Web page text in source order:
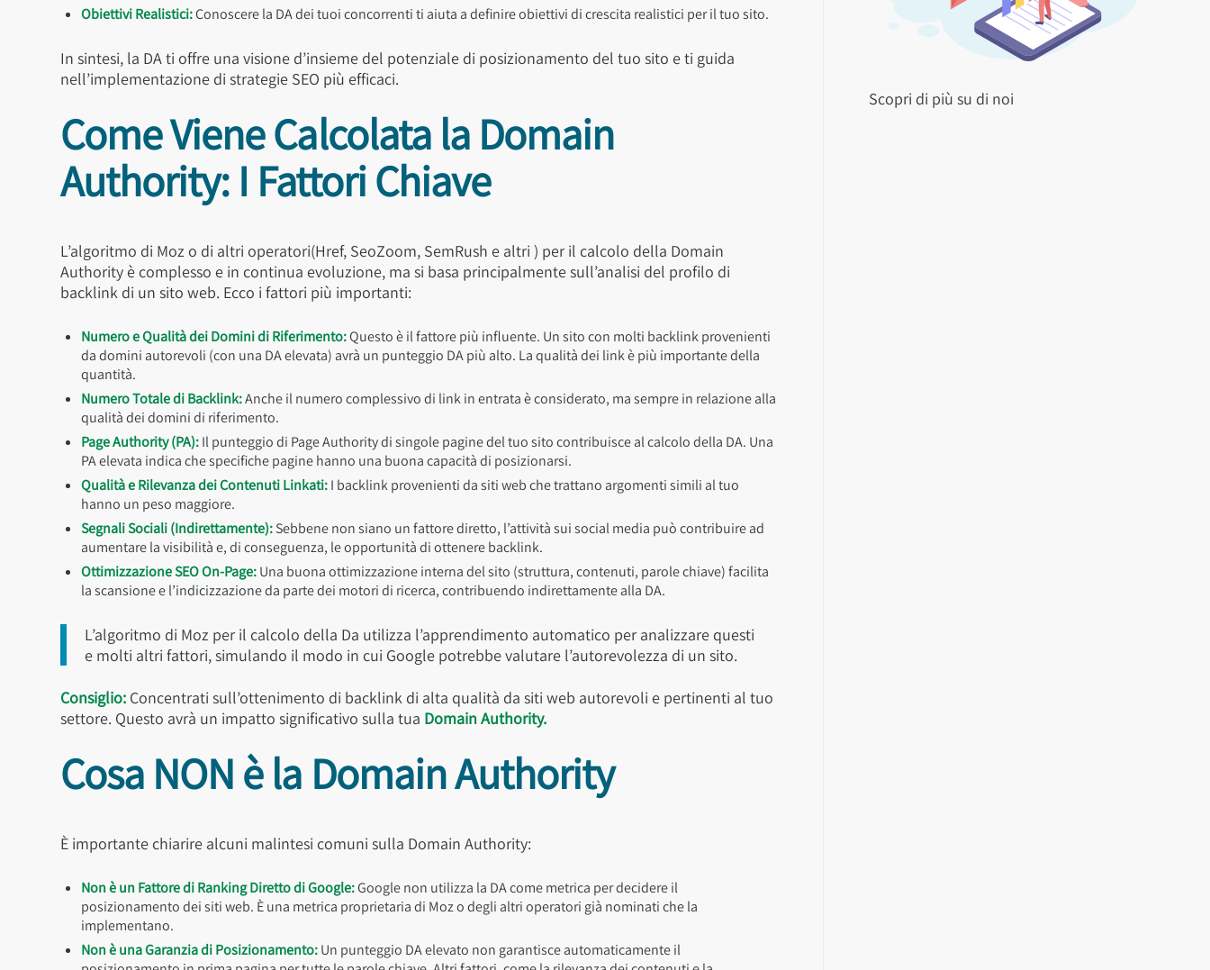
Obiettivi Realistici:Conoscere la DA dei tuoi concorrenti ti aiuta a definire obiettivi di crescita realistici per il tuo sito.
In sintesi, la DA ti offre una visione d’insieme del potenziale di posizionamento del tuo sito e ti guida
nell’implementazione di strategie SEO più efficaci.
Come Viene Calcolata la Domain
Authority: I Fattori Chiave
L’algoritmo di Moz o di altri operatori(Href, SeoZoom, SemRush e altri ) per il calcolo della Domain
Authority è complesso e in continua evoluzione, ma si basa principalmente sull’analisi del profilo di
backlink di un sito web. Ecco i fattori più importanti:
Numero e Qualità dei Domini di Riferimento:Questo è il fattore più influente. Un sito con molti backlink provenienti
da domini autorevoli (con una DA elevata) avrà un punteggio DA più alto. La qualità dei link è più importante della
quantità.
Numero Totale di Backlink:Anche il numero complessivo di link in entrata è considerato, ma sempre in relazione alla
qualità dei domini di riferimento.
Page Authority (PA):Il punteggio di Page Authority di singole pagine del tuo sito contribuisce al calcolo della DA. Una
PA elevata indica che specifiche pagine hanno una buona capacità di posizionarsi.
Qualità e Rilevanza dei Contenuti Linkati:I backlink provenienti da siti web che trattano argomenti simili al tuo
hanno un peso maggiore.
Segnali Sociali (Indirettamente):Sebbene non siano un fattore diretto, l’attività sui social media può contribuire ad
aumentare la visibilità e, di conseguenza, le opportunità di ottenere backlink.
Ottimizzazione SEO On-Page:Una buona ottimizzazione interna del sito (struttura, contenuti, parole chiave) facilita
la scansione e l’indicizzazione da parte dei motori di ricerca, contribuendo indirettamente alla DA.
L’algoritmo di Moz per il calcolo della Da utilizza l’apprendimento automatico per analizzare questi
e molti altri fattori, simulando il modo in cui Google potrebbe valutare l’autorevolezza di un sito.
Consiglio: Concentrati sull’ottenimento di backlink di alta qualità da siti web autorevoli e pertinenti al tuo
settore. Questo avrà un impatto significativo sulla tua Domain Authority.
Cosa NON è la Domain Authority
È importante chiarire alcuni malintesi comuni sulla Domain Authority:
Non è un Fattore di Ranking Diretto di Google:Google non utilizza la DA come metrica per decidere il
posizionamento dei siti web. È una metrica proprietaria di Moz o degli altri operatori già nominati che la
implementano.
Non è una Garanzia di Posizionamento:Un punteggio DA elevato non garantisce automaticamente il
Scopri di più su di noi